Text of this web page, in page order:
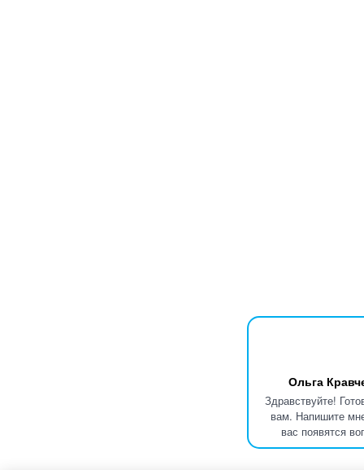
Ольга
Здравствуйте!
вам. Напишите
вас появятся